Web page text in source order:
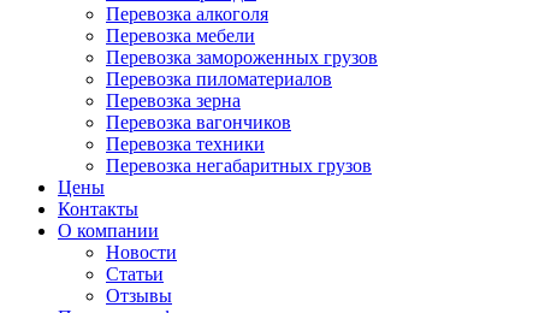
Перевозка алкоголя
Перевозка мебели
Перевозка замороженных грузов
Перевозка пиломатериалов
Перевозка зерна
Перевозка вагончиков
Перевозка техники
Перевозка негабаритных грузов
Цены
Контакты
О компании
Новости
Статьи
Отзывы